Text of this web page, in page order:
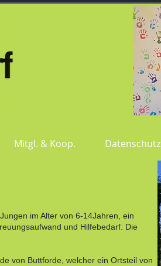
Mitgl. & Koop. Datenschutz
im Alter von 6-14Jahren, ein
und Hilfebedarf. Die
von Buttforde, welcher ein Ortsteil von